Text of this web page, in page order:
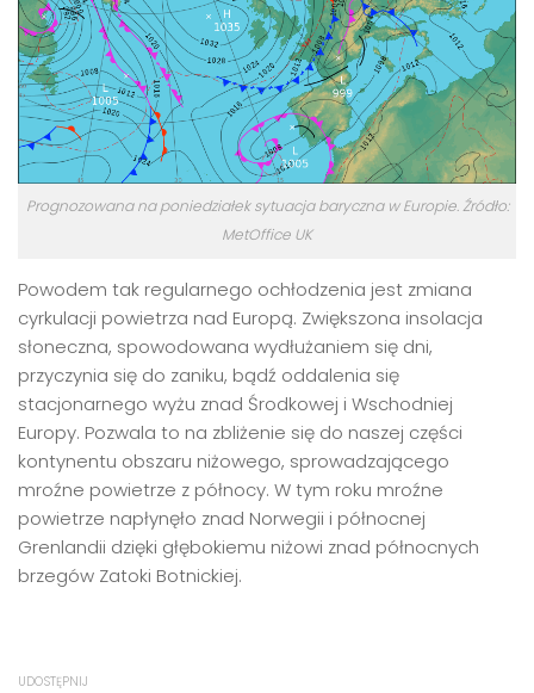
Prognozowana na poniedziałek sytuacja baryczna w Europie. Źródło:
MetOffice UK
Powodem tak regularnego ochłodzenia jest zmiana
cyrkulacji powietrza nad Europą. Zwiększona insolacja
słoneczna, spowodowana wydłużaniem się dni,
przyczynia się do zaniku, bądź oddalenia się
stacjonarnego wyżu znad Środkowej i Wschodniej
Europy. Pozwala to na zbliżenie się do naszej części
kontynentu obszaru niżowego, sprowadzającego
mroźne powietrze z północy. W tym roku mroźne
powietrze napłynęło znad Norwegii i północnej
Grenlandii dzięki głębokiemu niżowi znad północnych
brzegów Zatoki Botnickiej.
UDOSTĘPNIJ